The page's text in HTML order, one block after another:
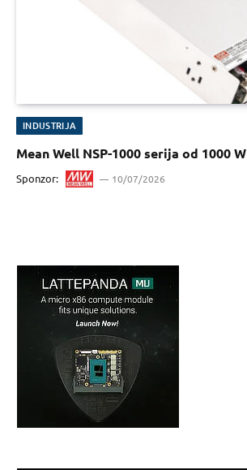
INDUSTRIJA
Mean Well NSP-1000 serija od 1000 W
Sponzor: 10/07/2026